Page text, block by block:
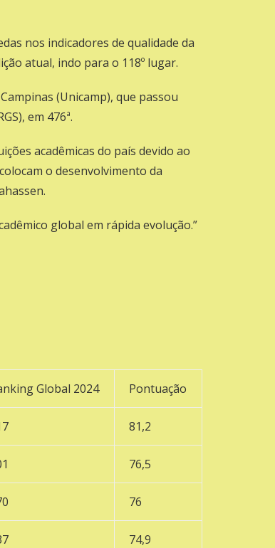
nos indicadores de qualidade da
atual, indo para o 118º lugar.
(Unicamp), que passou
), em 476ª.
acadêmicas do país devido ao
o desenvolvimento da
global em rápida evolução.”
Global 2024 Pontuação
81,2
76,5
76
74,9